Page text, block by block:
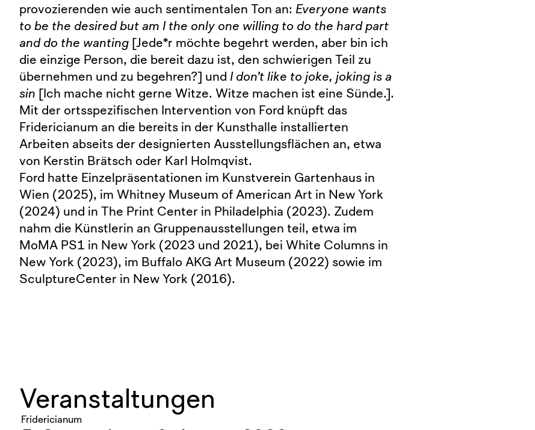
provozierenden wie auch sentimentalen Ton an: Everyone wants
to be the desired but am I the only one willing to do the hard part
and do the wanting [Jede*r möchte begehrt werden, aber bin ich
die einzige Person, die bereit dazu ist, den schwierigen Teil zu
übernehmen und zu begehren?] und I don’t like to joke, joking is a
sin [Ich mache nicht gerne Witze. Witze machen ist eine Sünde.].
Mit der ortsspezifischen Intervention von Ford knüpft das
Fridericianum an die bereits in der Kunsthalle installierten
Arbeiten abseits der designierten Ausstellungsflächen an, etwa
von Kerstin Brätsch oder Karl Holmqvist.
Ford hatte Einzelpräsentationen im Kunstverein Gartenhaus in
Wien (2025), im Whitney Museum of American Art in New York
(2024) und in The Print Center in Philadelphia (2023). Zudem
nahm die Künstlerin an Gruppenausstellungen teil, etwa im
MoMA PS1 in New York (2023 und 2021), bei White Columns in
New York (2023), im Buffalo AKG Art Museum (2022) sowie im
SculptureCenter in New York (2016).
Veranstaltungen
Fridericianum